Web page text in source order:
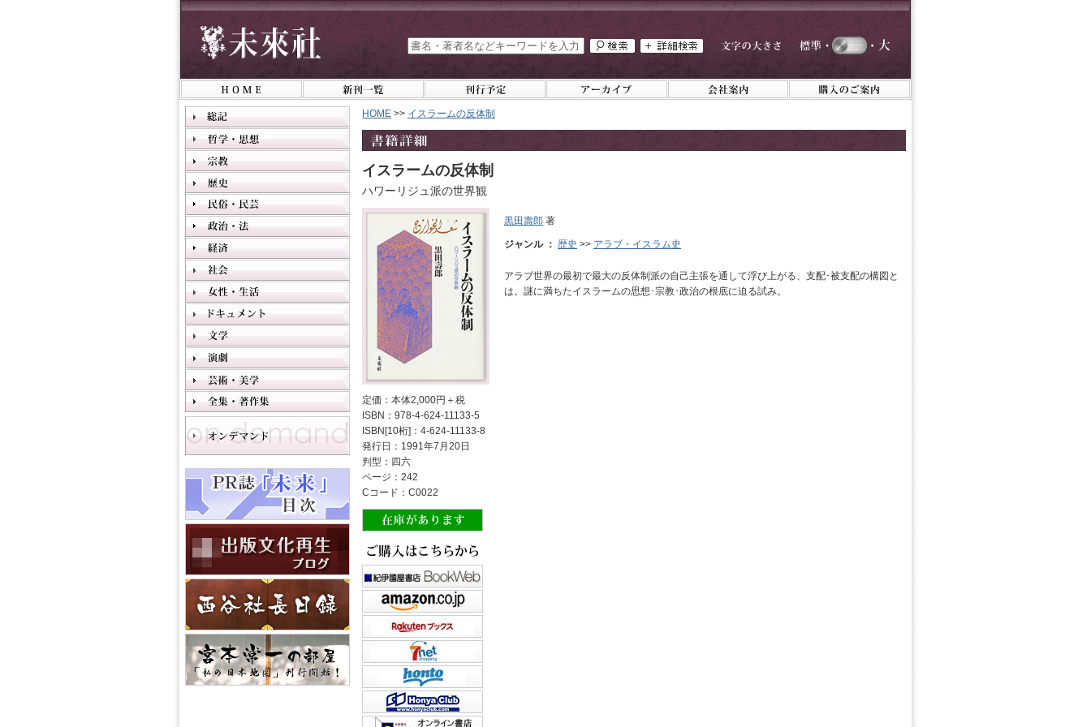
HOME >> イスラームの反体制
イスラームの反体制
ハワーリジュ派の世界観
定価：本体2,000円＋税
ISBN：978-4-624-11133-5
ISBN[10桁]：4-624-11133-8
発行日：1991年7月20日
判型：四六
ページ：242
Cコード：C0022
黒田壽郎 著
ジャンル ： 歴史 >> アラブ・イスラム史
アラブ世界の最初で最大の反体制派の自己主張を通して浮び上がる、支配･被支配の構図と
は。謎に満ちたイスラームの思想･宗教･政治の根底に迫る試み。